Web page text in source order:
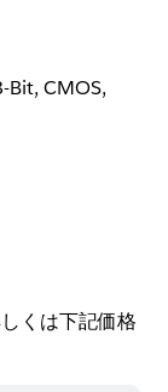
CMOS,
くは下記価格